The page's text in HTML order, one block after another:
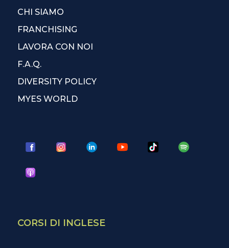
CHI SIAMO
FRANCHISING
LAVORA CON NOI
F.A.Q.
DIVERSITY POLICY
MYES WORLD
CORSI DI INGLESE